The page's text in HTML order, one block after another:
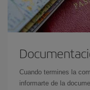
Cuando termines la
informarte de la